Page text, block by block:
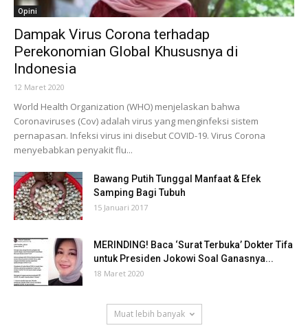
Opini
Dampak Virus Corona terhadap
Perekonomian Global Khususnya di
Indonesia
12 Maret 2020
World Health Organization (WHO) menjelaskan bahwa
Coronaviruses (Cov) adalah virus yang menginfeksi sistem
pernapasan. Infeksi virus ini disebut COVID-19. Virus Corona
menyebabkan penyakit flu...
Bawang Putih Tunggal Manfaat & Efek
Samping Bagi Tubuh
15 Januari 2017
MERINDING! Baca ‘Surat Terbuka’ Dokter Tifa
untuk Presiden Jokowi Soal Ganasnya...
18 Maret 2020
Muat lebih banyak